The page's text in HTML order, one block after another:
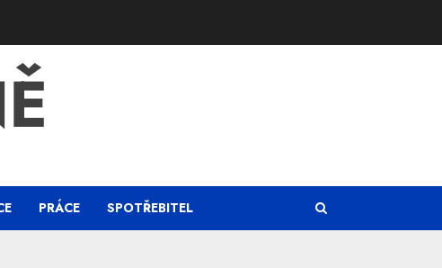
PRÁCE SPOTŘEBITEL